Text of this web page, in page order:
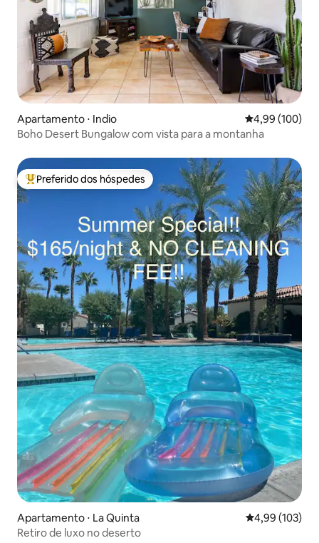
Apartamento ⋅ Indio 4,99 de uma
4,99 (100)
Boho Desert Bungalow com vista para a montanha
Entre os melhores preferidos dos hóspedes
Preferido dos hóspedes
Apartamento ⋅ La Quinta 4,99 de uma
4,99 (103)
Retiro de luxo no deserto